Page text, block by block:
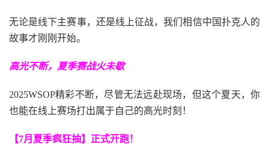
无论是线下主赛事，还是线上征战，我们相信中国扑克人的
故事才刚刚开始。
高光不断，夏季赛战火未歇
2025WSOP精彩不断，尽管无法远赴现场，但这个夏天，你
也能在线上赛场打出属于自己的高光时刻！
【7月夏季疯狂抽】正式开跑！